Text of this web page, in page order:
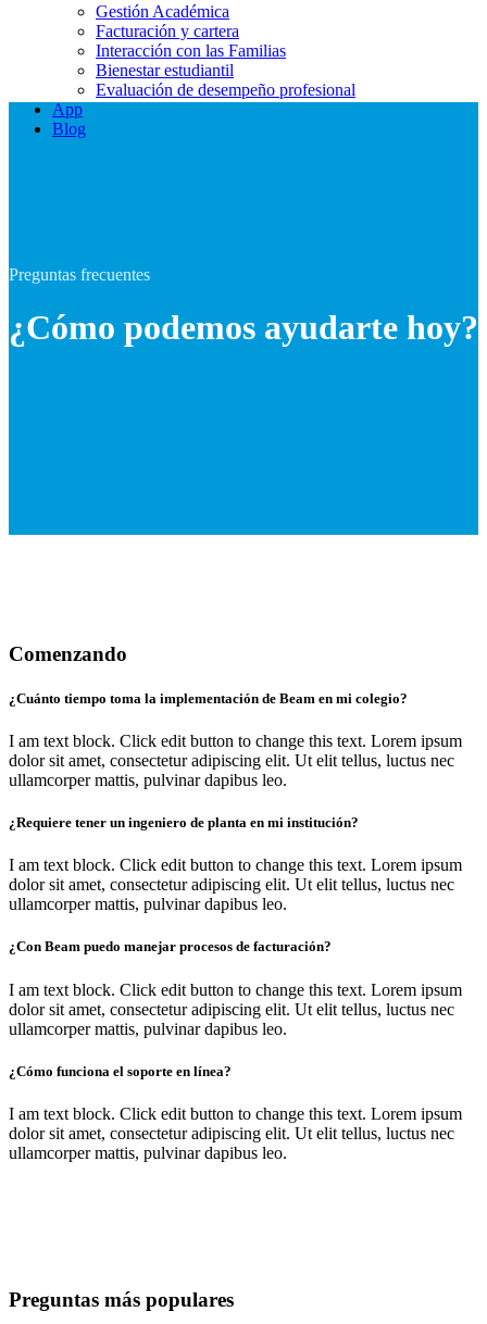
Gestión Académica
Facturación y cartera
Interacción con las Familias
Bienestar estudiantil
Evaluación de desempeño profesional
App
Blog
Preguntas frecuentes
¿Cómo podemos ayudarte hoy?
Comenzando
¿Cuánto tiempo toma la implementación de Beam en mi colegio?
I am text block. Click edit button to change this text. Lorem ipsum
dolor sit amet, consectetur adipiscing elit. Ut elit tellus, luctus nec
ullamcorper mattis, pulvinar dapibus leo.
¿Requiere tener un ingeniero de planta en mi institución?
I am text block. Click edit button to change this text. Lorem ipsum
dolor sit amet, consectetur adipiscing elit. Ut elit tellus, luctus nec
ullamcorper mattis, pulvinar dapibus leo.
¿Con Beam puedo manejar procesos de facturación?
I am text block. Click edit button to change this text. Lorem ipsum
dolor sit amet, consectetur adipiscing elit. Ut elit tellus, luctus nec
ullamcorper mattis, pulvinar dapibus leo.
¿Cómo funciona el soporte en línea?
I am text block. Click edit button to change this text. Lorem ipsum
dolor sit amet, consectetur adipiscing elit. Ut elit tellus, luctus nec
ullamcorper mattis, pulvinar dapibus leo.
Preguntas más populares